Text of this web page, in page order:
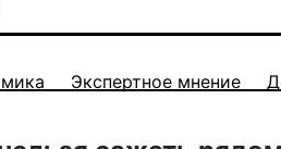
Экспертное мнение